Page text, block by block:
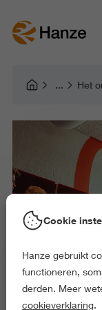
Cookie
Hanze gebruikt
functioneren,
derden. Meer
cookieverklaring.